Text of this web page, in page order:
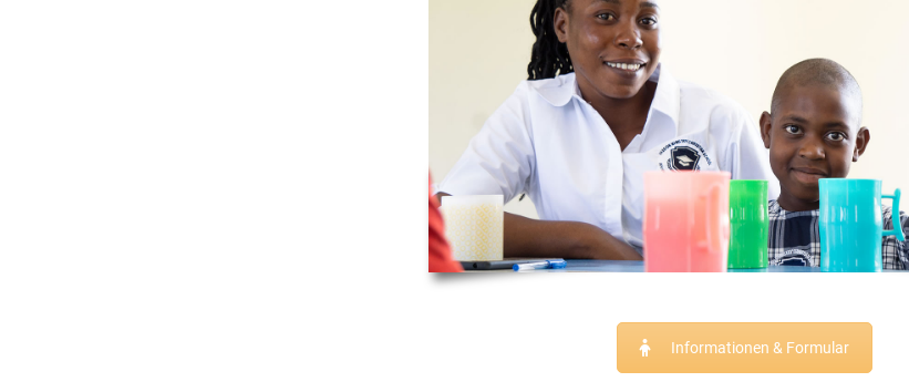
Informationen & Formular